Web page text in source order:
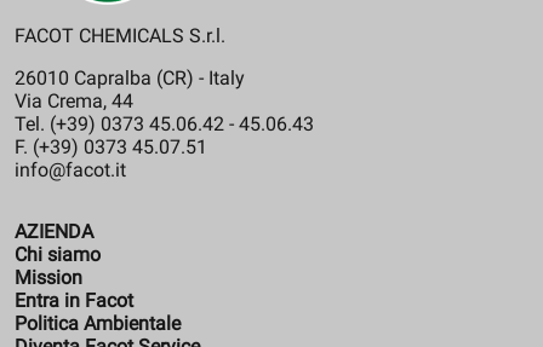
FACOT CHEMICALS S.r.l.
26010 Capralba (CR) - Italy
Via Crema, 44
Tel. (+39) 0373 45.06.42 - 45.06.43
F. (+39) 0373 45.07.51
info@facot.it
AZIENDA
Chi siamo
Mission
Entra in Facot
Politica Ambientale